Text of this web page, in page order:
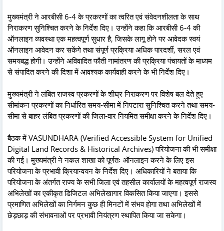
मुख्यमंत्री ने आरबीसी 6-4 के प्रकरणों का त्वरित एवं संवेदनशीलता के साथ
निराकरण सुनिश्चित करने के निर्देश दिए। उन्होंने कहा कि आरबीसी 6-4 की
ऑनलाइन व्यवस्था एक महत्वपूर्ण सुधार है, जिसके लागू होने पर आवेदक स्वयं
ऑनलाइन आवेदन कर सकेंगे तथा संपूर्ण प्रक्रिया अधिक पारदर्शी, सरल एवं
समयबद्ध होगी। उन्होंने अविवादित फौती नामांतरण की प्रक्रिया पंचायतों के माध्यम
से संपादित करने की दिशा में आवश्यक कार्यवाही करने के भी निर्देश दिए।
मुख्यमंत्री ने लंबित राजस्व प्रकरणों के शीघ्र निराकरण पर विशेष बल देते हुए
सीमांकन प्रकरणों का निर्धारित समय-सीमा में निपटारा सुनिश्चित करने तथा समय-
सीमा से बाहर लंबित प्रकरणों की जिला-वार नियमित समीक्षा करने के निर्देश दिए।
बैठक में VASUNDHARA (Verified Accessible System for Unified
Digital Land Records & Historical Archives) परियोजना की भी समीक्षा
की गई। मुख्यमंत्री ने नकल शाखा को पूर्णतः ऑनलाइन करने के लिए इस
परियोजना के प्रभावी क्रियान्वयन के निर्देश दिए। अधिकारियों ने बताया कि
परियोजना के अंतर्गत राज्य के सभी जिला एवं तहसील कार्यालयों के महत्वपूर्ण राजस्व
अभिलेखों का एकीकृत डिजिटल अभिलेखागार विकसित किया जाएगा। इससे
प्रमाणित अभिलेखों का निर्गमन कुछ ही मिनटों में संभव होगा तथा अभिलेखों में
छेड़छाड़ की संभावनाओं पर प्रभावी नियंत्रण स्थापित किया जा सकेगा।